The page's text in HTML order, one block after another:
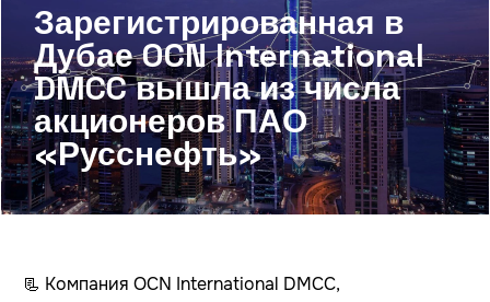
Зарегистрированная в
Дубае OCN International
DMCC вышла из числа
акционеров ПАО
«Русснефть»
📃 Компания OCN International DMCC,